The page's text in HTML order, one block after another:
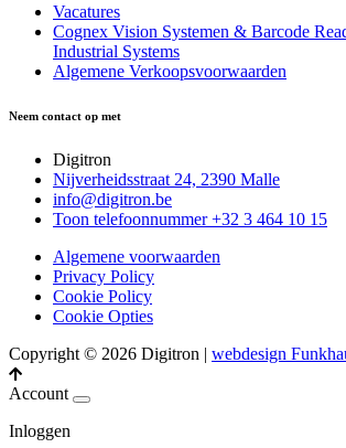
Vacatures
Cognex Vision Systemen & Barcode
Industrial Systems
Algemene Verkoopsvoorwaarden
Neem contact op met
Digitron
Nijverheidsstraat 24, 2390 Malle
info@digitron.be
Toon telefoonnummer+32 3 464 10 15
Algemene voorwaarden
Privacy Policy
Cookie Policy
Cookie Opties
Copyright © 2026 Digitron | webdesign
Account
Inloggen